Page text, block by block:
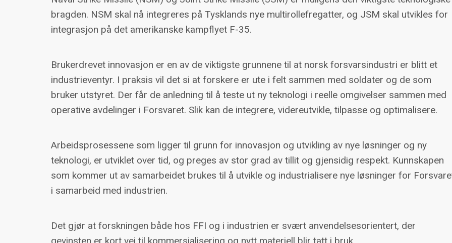
bragden. NSM skal nå integreres på Tysklands nye multirollefregatter, og JSM skal utvikles for
integrasjon på det amerikanske kampflyet F-35.
Brukerdrevet innovasjon er en av de viktigste grunnene til at norsk forsvarsindustri er blitt et
industrieventyr. I praksis vil det si at forskere er ute i felt sammen med soldater og de som
bruker utstyret. Der får de anledning til å teste ut ny teknologi i reelle omgivelser sammen med
operative avdelinger i Forsvaret. Slik kan de integrere, videreutvikle, tilpasse og optimalisere.
Arbeidsprosessene som ligger til grunn for innovasjon og utvikling av nye løsninger og ny
teknologi, er utviklet over tid, og preges av stor grad av tillit og gjensidig respekt. Kunnskapen
som kommer ut av samarbeidet brukes til å utvikle og industrialisere nye løsninger for
i samarbeid med industrien.
Det gjør at forskningen både hos FFI og i industrien er svært anvendelsesorientert, der